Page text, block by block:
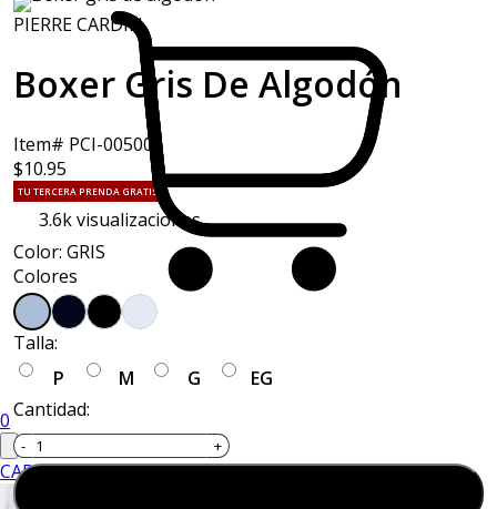
0
CABALLERO
PIERRE CARDIN
Boxer Gris De Algodón
Item# PCI-005001
$10.95
TU TERCERA PRENDA GRATIS
3.6kvisualizaciones
Color: GRIS
Colores
Talla:
P
M G
EG
Cantidad: